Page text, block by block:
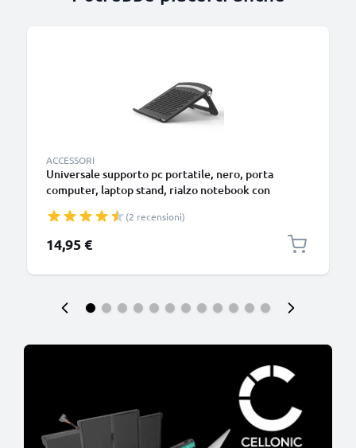
ACCESSORI
Universale supporto pc portatile, nero, porta
computer, laptop stand, rialzo notebook con
più comoda – per portatile da 13” ai 17,3 pollici
(2 recensioni)
14,95 €